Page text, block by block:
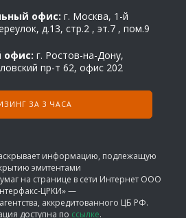
офис: г. Москва, 1-й
д.13, стр.2 , эт.7 , пом.9
г. Ростов-на-Дону,
пр-т 62, офис 202
ЗА 3 ЧАСА
информацию, подлежащую
эмитентами
на странице в сети Интернет ООО
ЦРКИ» —
аккредитованного ЦБ РФ.
доступна по ссылке.